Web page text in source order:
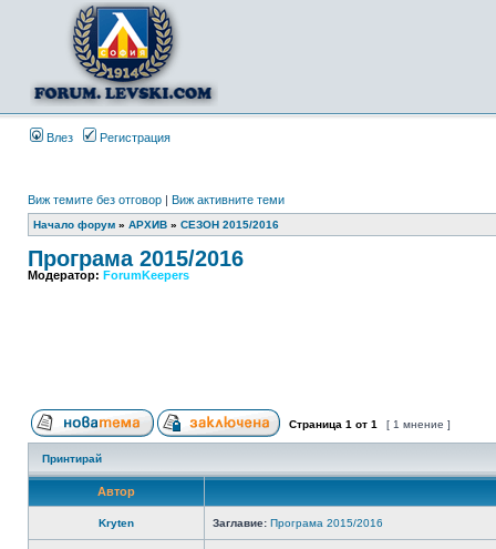
Влез Регистрация
Виж темите без отговор | Виж активните теми
Начало форум » АРХИВ » СЕЗОН 2015/2016
Програма 2015/2016
Модератор: ForumKeepers
Страница 1 от 1 [ 1 мнение ]
Принтирай
Автор
Kryten Заглавие: Програма 2015/2016